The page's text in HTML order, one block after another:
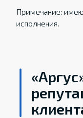
Примечание:
исполнения.